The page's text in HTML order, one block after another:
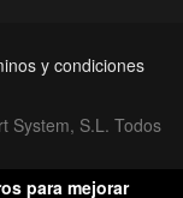
y condiciones
System, S.L. Todos
para mejorar